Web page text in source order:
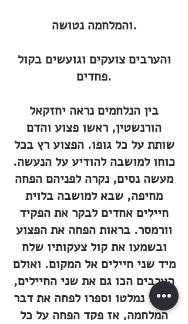
והמלחמה נטושה.
והערבים צועקים וגועשים בקול
פחדים.
בין הנלחמים נראה יחזקאל
הורנשטין, ראשו פצוע והדם
שותת על כל גופו. הפצוע רץ בכל
כוחו למושבה להודיע על הנעשה.
מעשה נסים, נקרה לפניהם הפחה
מחיפה, שבא למושבה בלוית
חיילים אחדים לבקר את הפקיד
וורמסר. בראות הפחה את הפצוע
ובשמעו את קול צעקותיו שלח
מיד שני חיילים אל המקום. ואולם
הערבים הכו גם את שני החיילים,
והללו נמלטו וספרו לפחה את דבר
המלחמה, אז פקד הפחה על כל